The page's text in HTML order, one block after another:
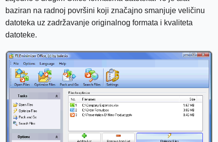
baziran na radnoj površini koji značajno smanjuje veličinu
datoteka uz zadržavanje originalnog formata i kvaliteta
datoteke.